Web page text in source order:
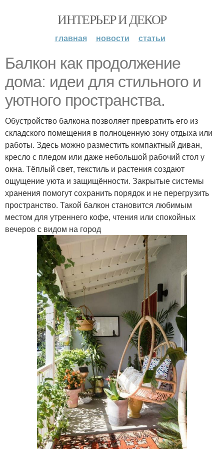
ИНТЕРЬЕР И ДЕКОР
главная новости статьи
Балкон как продолжение
дома: идеи для стильного и
уютного пространства.
Обустройство балкона позволяет превратить его из
складского помещения в полноценную зону отдыха или
работы. Здесь можно разместить компактный диван,
кресло с пледом или даже небольшой рабочий стол у
окна. Тёплый свет, текстиль и растения создают
ощущение уюта и защищённости. Закрытые системы
хранения помогут сохранить порядок и не перегрузить
пространство. Такой балкон становится любимым
местом для утреннего кофе, чтения или спокойных
вечеров с видом на город